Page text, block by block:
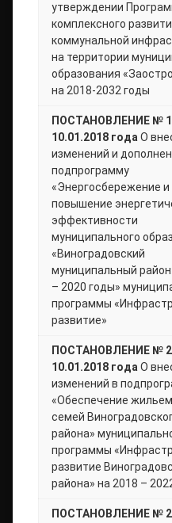
утверждении
комплексного
коммунальной
на территории
образования
на 2018-2032 годы
ПОСТАНОВЛЕНИЕ №
10.01.2018 года О
изменений и
подпрограмму
«Энергосбережение и
повышение
эффективности
муниципального
«Виноградовский
муниципальный
– 2020 годы»
программы
развитие»
ПОСТАНОВЛЕНИЕ №
10.01.2018 года О
изменений в
«Обеспечение
семей
района»
программы
развитие
района» на 2018 –
ПОСТАНОВЛЕНИЕ №